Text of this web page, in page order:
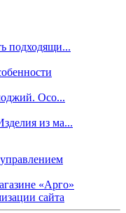
подходящи...
Осо...
из ма...
«Арго»
сайта